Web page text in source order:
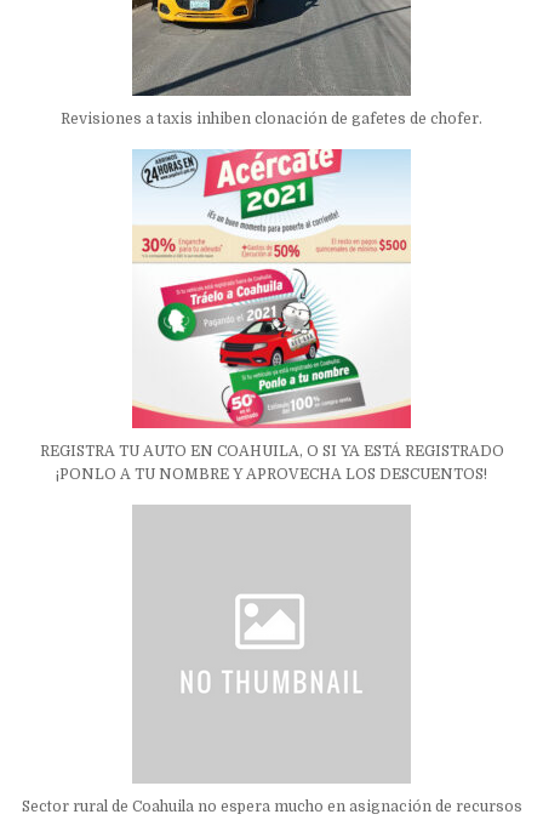
Revisiones a taxis inhiben clonación de gafetes de chofer.
REGISTRA TU AUTO EN COAHUILA, O SI YA ESTÁ REGISTRADO
¡PONLO A TU NOMBRE Y APROVECHA LOS DESCUENTOS!
Sector rural de Coahuila no espera mucho en asignación de recursos